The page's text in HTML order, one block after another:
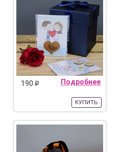
190 q Подробнее
КУПИТЬ